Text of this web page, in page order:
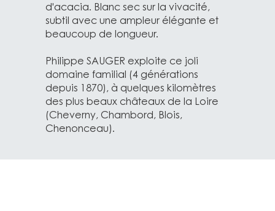
d'acacia. Blanc sec sur la vivacité,
subtil avec une ampleur élégante et
beaucoup de longueur.
Philippe SAUGER exploite ce joli
domaine familial (4 générations
depuis 1870), à quelques kilomètres
des plus beaux châteaux de la Loire
(Cheverny, Chambord, Blois,
Chenonceau).